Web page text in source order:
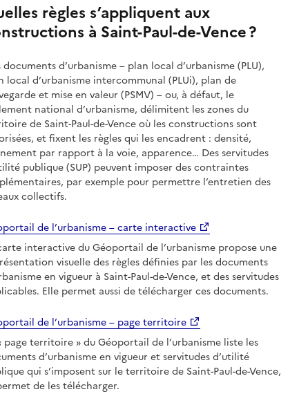
règles s’appliquent aux
à Saint-Paul-de-Vence ?
documents d’urbanisme – plan local d’urbanisme (PLU),
local d’urbanisme intercommunal (PLUi), plan de
et mise en valeur (PSMV) – ou, à défaut, le
national d’urbanisme, délimitent les zones du
de Saint-Paul-de-Vence où les constructions sont
et fixent les règles qui les encadrent : densité,
par rapport à la voie, apparence… Des servitudes
publique (SUP) peuvent imposer des contraintes
par exemple pour permettre l’entretien des
collectifs.
de l’urbanisme – carte interactive
interactive du Géoportail de l’urbanisme propose une
visuelle des règles définies par les documents
en vigueur à Saint-Paul-de-Vence, et des servitudes
Elle permet aussi de télécharger ces documents.
de l’urbanisme – page territoire
page territoire
du Géoportail de l’urbanisme liste les
d’urbanisme en vigueur et servitudes d’utilité
qui s’imposent sur le territoire de Saint-Paul-de-Vence,
de les télécharger.